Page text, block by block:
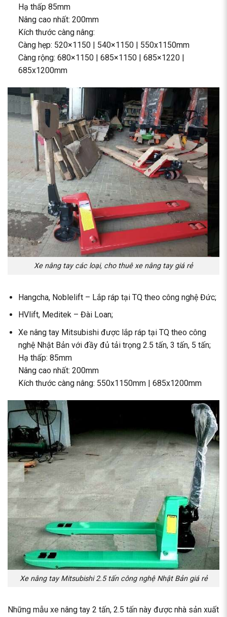
Hạ thấp 85mm
Nâng cao nhất: 200mm
Kích thước càng nâng:
Càng hẹp: 520×1150 | 540×1150 | 550x1150mm
Càng rộng: 680×1150 | 685×1150 | 685×1220 |
685x1200mm
Xe nâng tay các loại, cho thuê xe nâng tay giá rẻ
Hangcha, Noblelift – Lắp ráp tại TQ theo công nghệ Đức;
HVlift, Meditek – Đài Loan;
Xe nâng tay Mitsubishi được lắp ráp tại TQ theo công
nghệ Nhật Bản với đầy đủ tải trọng 2.5 tấn, 3 tấn, 5 tấn;
Hạ thấp: 85mm
Nâng cao nhất: 200mm
Kích thước càng nâng: 550x1150mm | 685x1200mm
Xe nâng tay Mitsubishi 2.5 tấn công nghệ Nhật Bản giá rẻ
Những mẫu xe nâng tay 2 tấn, 2.5 tấn này được nhà sản xuất